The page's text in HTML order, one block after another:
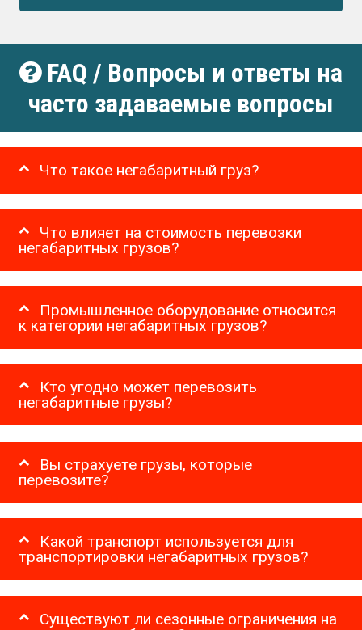
FAQ / Вопросы и ответы на
часто задаваемые вопросы
Что такое негабаритный груз?
Что влияет на стоимость перевозки
негабаритных грузов?
Промышленное оборудование относится
к категории негабаритных грузов?
Кто угодно может перевозить
негабаритные грузы?
Вы страхуете грузы, которые
перевозите?
Какой транспорт используется для
транспортировки негабаритных грузов?
Существуют ли сезонные ограничения на